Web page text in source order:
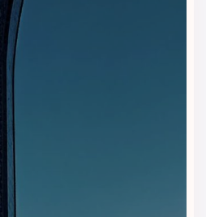
دسترسی خوب، امکانات رفاهی
بررسی قیمت و
را بررسی می‌کند تا مسافران بتوانند
نفرات و بودجه خود، گزینه مناسب‌تری
راهنمایی برای
ویداگشت با توجه به تعداد